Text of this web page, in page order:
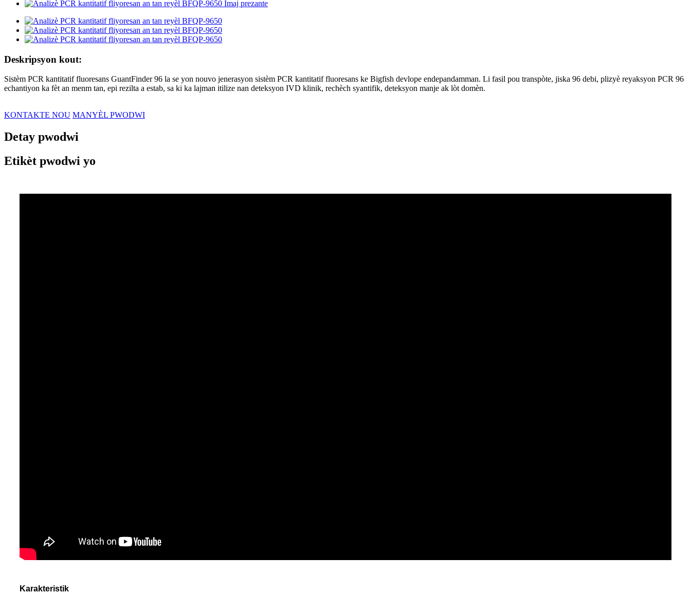
Deskripsyon kout:
Sistèm PCR kantitatif fluoresans GuantFinder 96 la se yon nouvo jenerasyon sistèm PCR kantitatif fluoresans ke Bigfish devlope endepandamman. Li fasil pou transpòte, jiska 96 debi, plizyè reyaksyon PCR 96
echantiyon ka fèt an menm tan, epi rezilta a estab, sa ki ka lajman itilize nan deteksyon IVD klinik, rechèch syantifik, deteksyon manje ak lòt domèn.
KONTAKTE NOU MANYÈL PWODWI
Detay pwodwi
Etikèt pwodwi yo
Karakteristik